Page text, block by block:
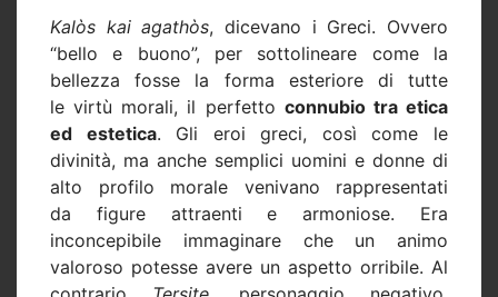
Kalòs kai agathòs, dicevano i Greci. Ovvero
“bello e buono”, per sottolineare come la
bellezza fosse la forma esteriore di tutte
le virtù morali, il perfetto connubio tra etica
ed estetica. Gli eroi greci, così come le
divinità, ma anche semplici uomini e donne di
alto profilo morale venivano rappresentati
da figure attraenti e armoniose. Era
inconcepibile immaginare che un animo
valoroso potesse avere un aspetto orribile. Al